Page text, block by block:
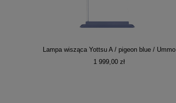
Lampa wisząca Yottsu A / pigeon blue / Ummo
1 999,00 zł